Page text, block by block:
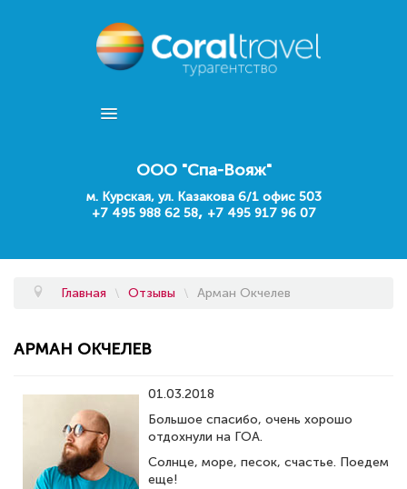
ГОРЯЩИЕ ТУРЫ
О КОМПАНИИ
СТРАНЫ И ОТЕЛИ
НАШИ УСЛУГИ
ОНЛАЙН ОПЛАТА
ООО "Спа-Вояж"
м. Курская, ул. Казакова 6/1 офис 503
+7 495 988 62 58, +7 495 917 96 07
Главная \ Отзывы \ Арман Окчелев
АРМАН ОКЧЕЛЕВ
01.03.2018
Большое спасибо, очень хорошо
отдохнули на ГОА.
Солнце, море, песок, счастье. Поедем
еще!